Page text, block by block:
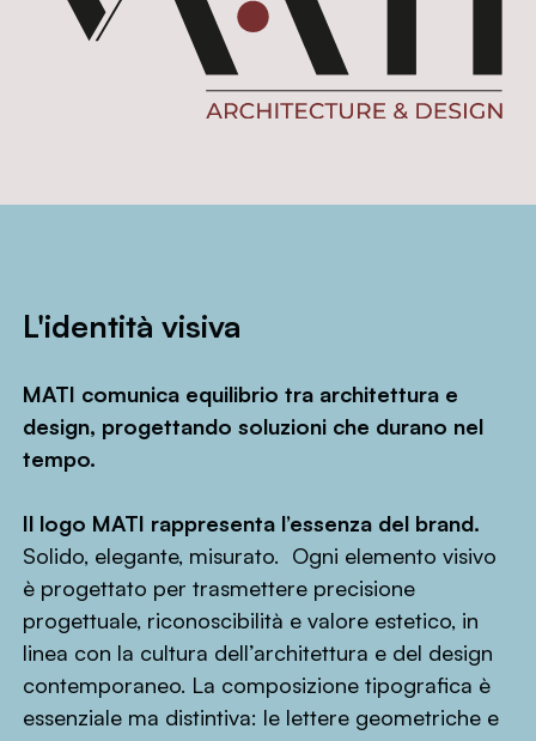
L'identità visiva
MATI comunica equilibrio tra architettura e
design, progettando soluzioni che durano nel
tempo.
Il logo MATI rappresenta l’essenza del brand.
Solido, elegante, misurato. Ogni elemento visivo
è progettato per trasmettere precisione
progettuale, riconoscibilità e valore estetico, in
linea con la cultura dell’architettura e del design
contemporaneo. La composizione tipografica è
essenziale ma distintiva: le lettere geometriche e